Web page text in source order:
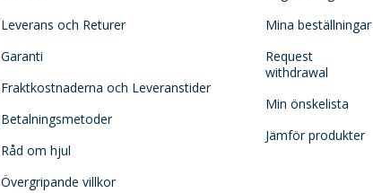
Leverans och Returer
Garanti
Fraktkostnaderna och Leveranstider
Betalningsmetoder
Råd om hjul
Övergripande villkor
Mina beställningar
Request
withdrawal
Min önskelista
Jämför produkter